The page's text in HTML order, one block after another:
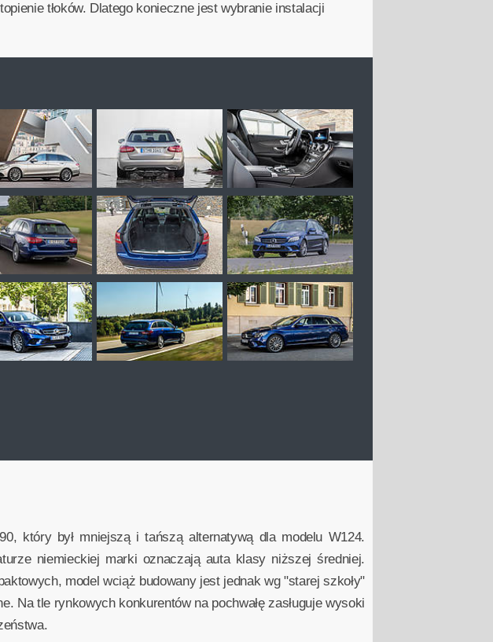
tłoków. Dlatego konieczne jest wybranie instalacji
który był mniejszą i tańszą alternatywą dla modelu W124.
niemieckiej marki oznaczają auta klasy niższej średniej.
model wciąż budowany jest jednak wg "starej szkoły"
Na tle rynkowych konkurentów na pochwałę zasługuje wysoki